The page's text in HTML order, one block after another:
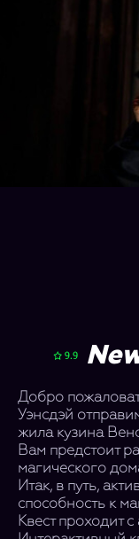
Добро
Уэнсдэй
жила кузина
Вам предстоит
магического
Итак, в путь,
способность к
Квест проходит